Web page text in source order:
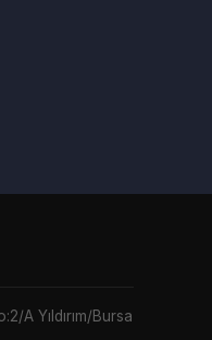
A Yıldırım/Bursa